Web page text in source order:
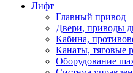
Лифт
Главный привод
Двери, приводы
Кабина,
Канаты, тяговые
Оборудование